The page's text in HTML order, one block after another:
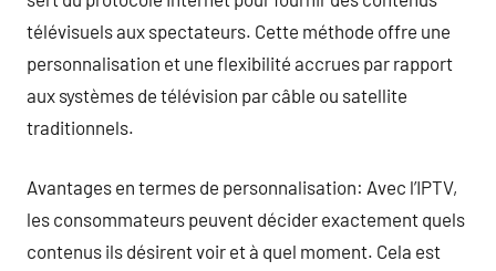
télévisuels aux spectateurs. Cette méthode offre une
personnalisation et une flexibilité accrues par rapport
aux systèmes de télévision par câble ou satellite
traditionnels.
Avantages en termes de personnalisation: Avec l’IPTV,
les consommateurs peuvent décider exactement quels
contenus ils désirent voir et à quel moment. Cela est